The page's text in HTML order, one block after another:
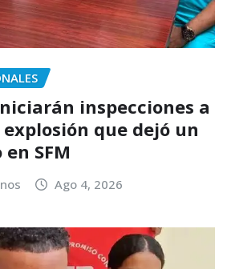
inspecciones a
que dejó un
SFM
Ago 4, 2026